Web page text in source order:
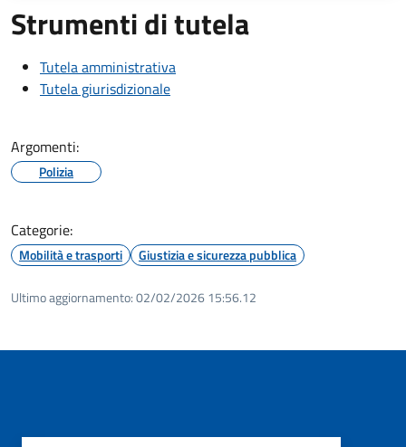
Strumenti di tutela
Tutela amministrativa
Tutela giurisdizionale
Argomenti:
Polizia
Categorie:
Mobilità e trasporti Giustizia e sicurezza pubblica
Ultimo aggiornamento:02/02/2026 15:56.12